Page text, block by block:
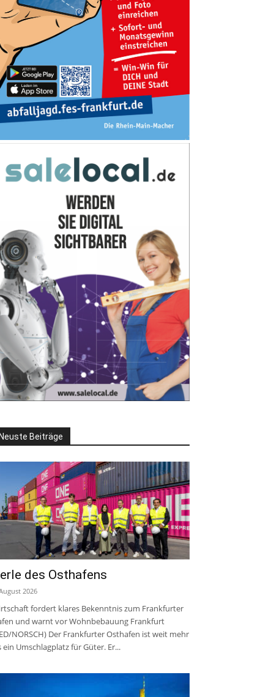
Beiträge
des Osthafens
2026
fordert klares Bekenntnis zum Frankfurter
und warnt vor Wohnbebauung Frankfurt
NORSCH) Der Frankfurter Osthafen ist weit mehr
ein Umschlagplatz für Güter. Er...